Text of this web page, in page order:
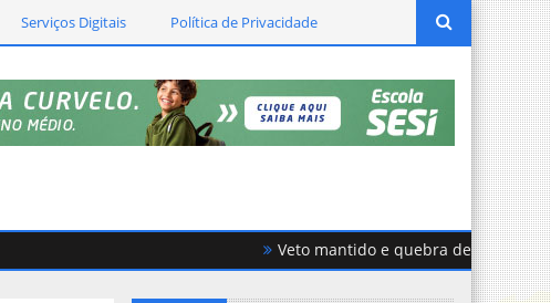
Serviços Digitais Política de Privacidade
Veto mantido e quebra de acordo